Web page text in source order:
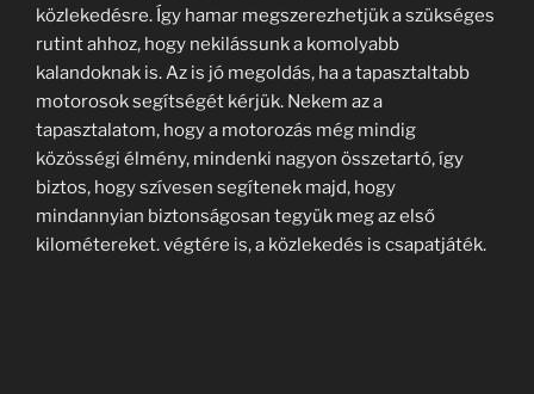
közlekedésre. Így hamar megszerezhetjük a szükséges
rutint ahhoz, hogy nekilássunk a komolyabb
kalandoknak is. Az is jó megoldás, ha a tapasztaltabb
motorosok segítségét kérjük. Nekem az a
tapasztalatom, hogy a motorozás még mindig
közösségi élmény, mindenki nagyon összetartó, így
biztos, hogy szívesen segítenek majd, hogy
mindannyian biztonságosan tegyük meg az első
kilométereket. végtére is, a közlekedés is csapatjáték.